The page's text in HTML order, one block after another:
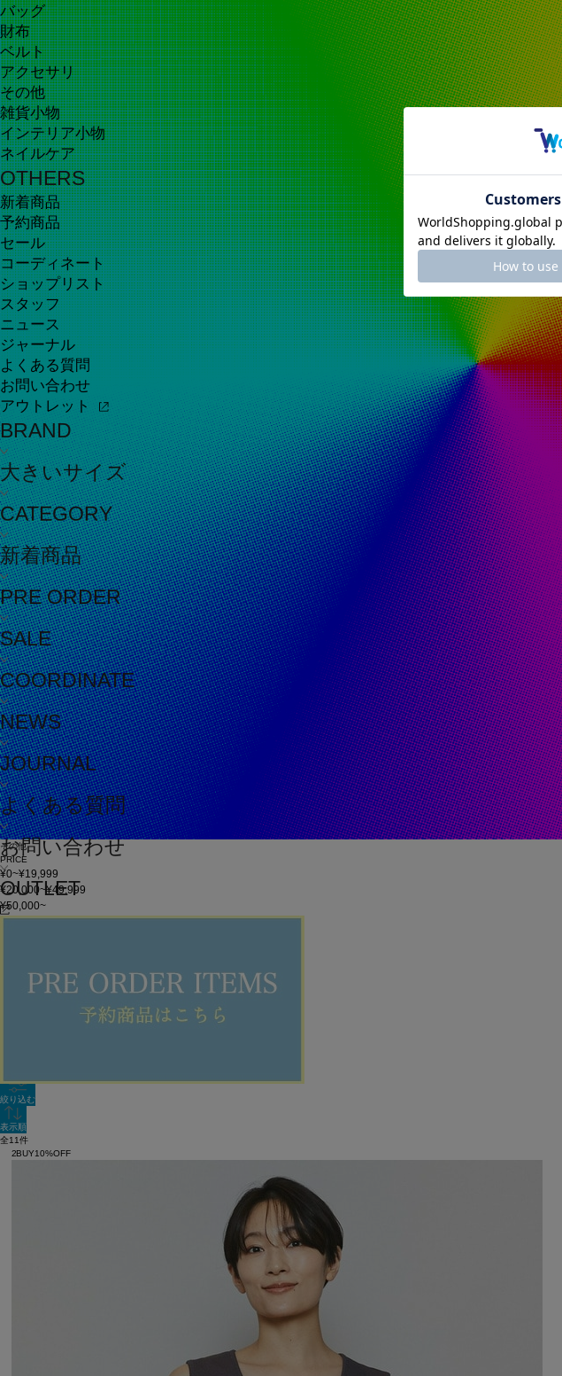
バッグ
財布
ベルト
アクセサリ
その他
雑貨小物
インテリア小物
ネイルケア
OTHERS
新着商品
予約商品
セール
コーディネート
ショップリスト
スタッフ
ニュース
ジャーナル
よくある質問
お問い合わせ
アウトレット
BRAND
大きいサイズ
CATEGORY
新着商品
PRE ORDER
SALE
COORDINATE
NEWS
JOURNAL
よくある質問
お問い合わせ
OUTLET
その他
PRICE
¥0~¥19,999
¥20,000~¥49,999
¥50,000~
在庫
新着順
絞り込む
表示順
全11件
2BUY10%OFF